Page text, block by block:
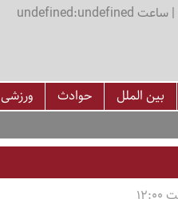
بین الملل حوادث ورزشی